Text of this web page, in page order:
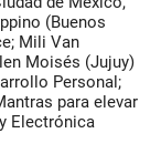
(Buenos
Mili Van
Moisés (Jujuy)
Personal;
para elevar
Electrónica